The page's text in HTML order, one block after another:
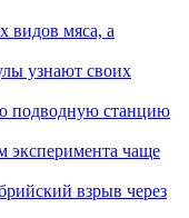
видов мяса, а
узнают своих
подводную станцию
эксперимента чаще
взрыв через